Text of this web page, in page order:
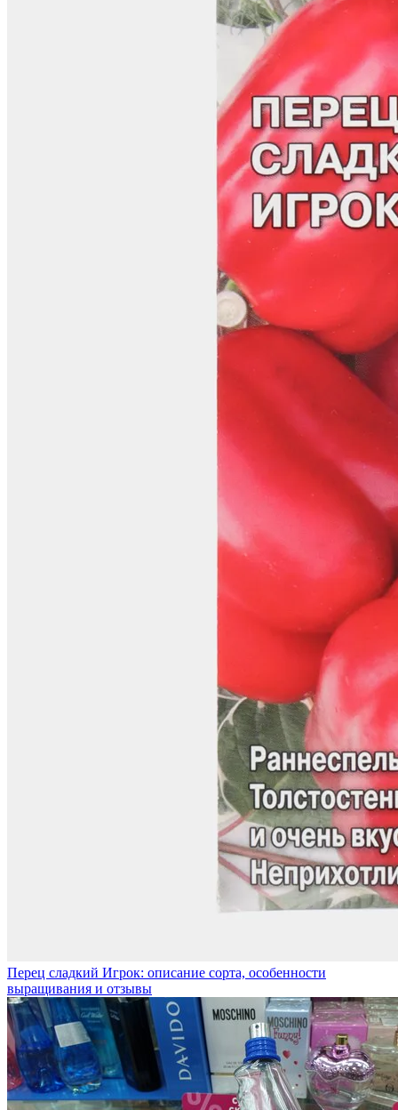
Перец сладкий Игрок: описание сорта, особенности
выращивания и отзывы